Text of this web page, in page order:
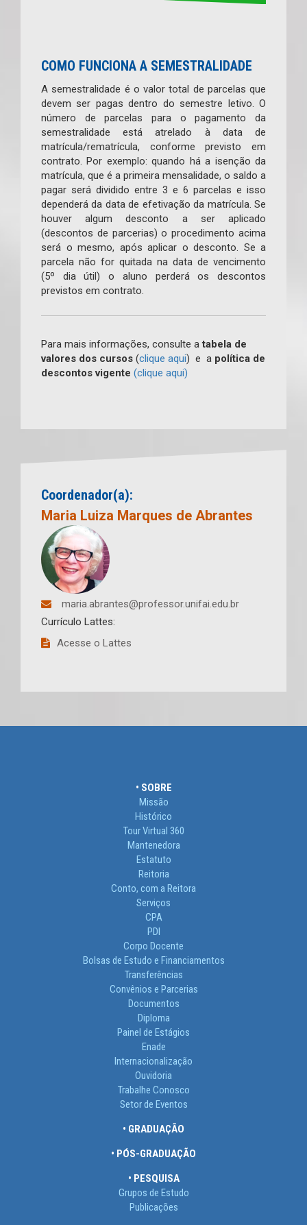
COMO FUNCIONA A SEMESTRALIDADE
A semestralidade é o valor total de parcelas que
devem ser pagas dentro do semestre letivo. O
número de parcelas para o pagamento da
semestralidade está atrelado à data de
matrícula/rematrícula, conforme previsto em
contrato. Por exemplo: quando há a isenção da
matrícula, que é a primeira mensalidade, o saldo a
pagar será dividido entre 3 e 6 parcelas e isso
dependerá da data de efetivação da matrícula. Se
houver algum desconto a ser aplicado
(descontos de parcerias) o procedimento acima
será o mesmo, após aplicar o desconto. Se a
parcela não for quitada na data de vencimento
(5º dia útil) o aluno perderá os descontos
previstos em contrato.
Para mais informações, consulte atabela de
valores dos cursos (clique aqui) e a política de
descontos vigente (clique aqui)
Coordenador(a):
Maria Luiza Marques de Abrantes
maria.abrantes@professor.unifai.edu.br
Currículo Lattes:
Acesse o Lattes
• SOBRE
Missão
Histórico
Tour Virtual 360
Mantenedora
Estatuto
Reitoria
Conto, com a Reitora
Serviços
CPA
PDI
Corpo Docente
Bolsas de Estudo e Financiamentos
Transferências
Convênios e Parcerias
Documentos
Diploma
Painel de Estágios
Enade
Internacionalização
Ouvidoria
Trabalhe Conosco
Setor de Eventos
• GRADUAÇÃO
• PÓS-GRADUAÇÃO
• PESQUISA
Grupos de Estudo
Publicações